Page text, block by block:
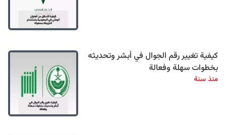
كيفية تغيير رقم الجوال في أبشر وتحديثه
بخطوات سهلة وفعالة
منذ سنة